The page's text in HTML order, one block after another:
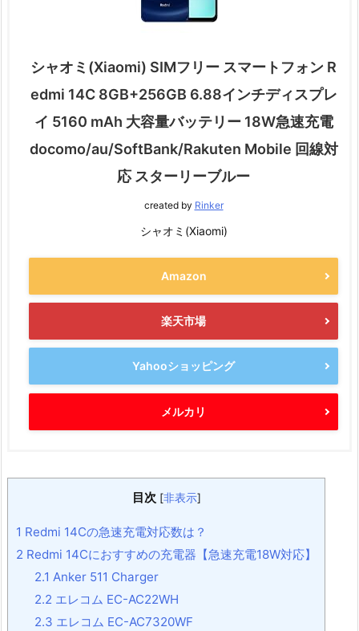
シャオミ(Xiaomi) SIMフリー スマートフォン R
edmi 14C 8GB+256GB 6.88インチディスプレ
イ 5160 mAh 大容量バッテリー 18W急速充電
docomo/au/SoftBank/Rakuten Mobile 回線対
応 スターリーブルー
created by Rinker
シャオミ(Xiaomi)
Amazon
楽天市場
Yahooショッピング
メルカリ
目次 [非表示]
1 Redmi 14Cの急速充電対応数は？
2 Redmi 14Cにおすすめの充電器【急速充電18W対応】
2.1 Anker 511 Charger
2.2 エレコム EC-AC22WH
2.3 エレコム EC-AC7320WF